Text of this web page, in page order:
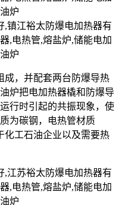
成，并配套两台防爆导热
炉把电加热器橇和防爆导
行时引起的共振现象，使
为碳钢，电热管材质
化工石油企业以及需要热